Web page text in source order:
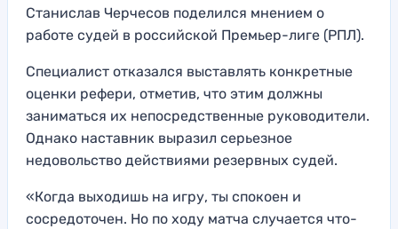
Станислав Черчесов поделился мнением о
работе судей в российской Премьер-лиге (РПЛ).
Специалист отказался выставлять конкретные
оценки рефери, отметив, что этим должны
заниматься их непосредственные руководители.
Однако наставник выразил серьезное
недовольство действиями резервных судей.
«Когда выходишь на игру, ты спокоен и
сосредоточен. Но по ходу матча случается что-